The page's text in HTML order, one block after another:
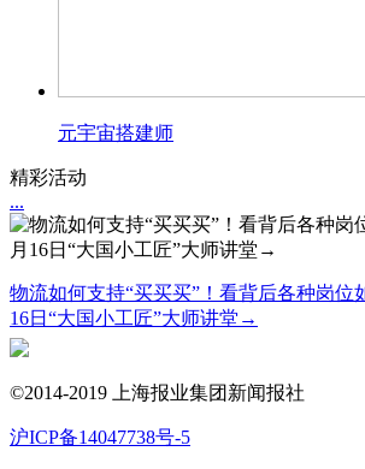
元宇宙搭建师
精彩活动
...
物流如何支持“买买买”！看背后各种岗位
16日“大国小工匠”大师讲堂→
©2014-2019 上海报业集团新闻报社
沪ICP备14047738号-5